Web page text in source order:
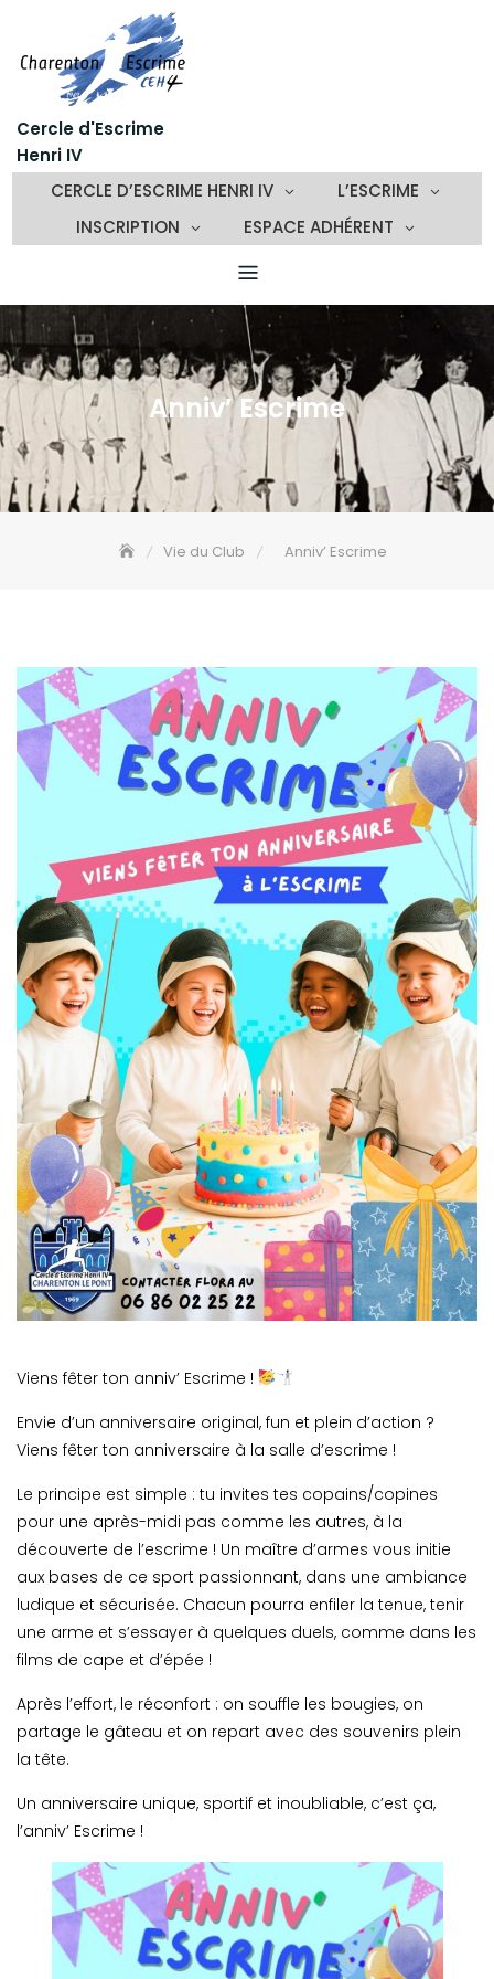
content
Cercle d'Escrime
Henri IV
CERCLE D’ESCRIME HENRI IV
L’ESCRIME
INSCRIPTION
ESPACE ADHÉRENT
Anniv’ Escrime
Vie du Club Anniv’ Escrime
Viens fêter ton anniv’ Escrime !
Envie d’un anniversaire original, fun et plein d’action ?
Viens fêter ton anniversaire à la salle d’escrime !
Le principe est simple : tu invites tes copains/copines
pour une après-midi pas comme les autres, à la
découverte de l’escrime ! Un maître d’armes vous initie
aux bases de ce sport passionnant, dans une ambiance
ludique et sécurisée. Chacun pourra enfiler la tenue, tenir
une arme et s’essayer à quelques duels, comme dans les
films de cape et d’épée !
Après l’effort, le réconfort : on souffle les bougies, on
partage le gâteau et on repart avec des souvenirs plein
la tête.
Un anniversaire unique, sportif et inoubliable, c’est ça,
l’anniv’ Escrime !